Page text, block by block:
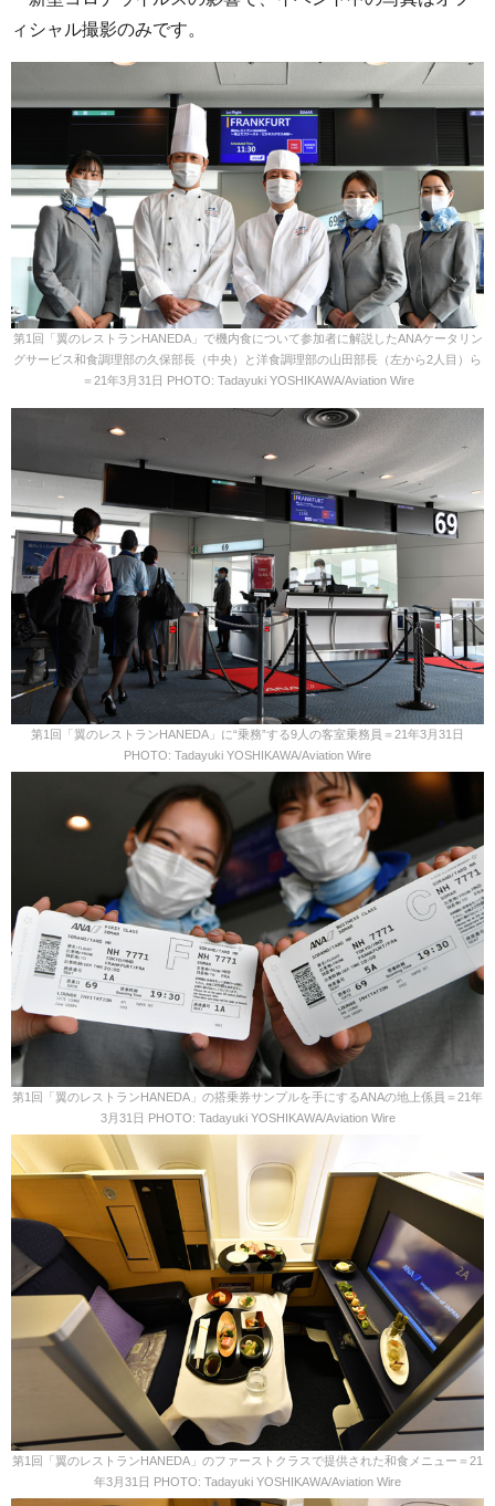
ィシャル撮影のみです。
第1回「翼のレストランHANEDA」で機内食について参加者に解説したANAケータリン
グサービス和食調理部の久保部長（中央）と洋食調理部の山田部長（左から2人目）ら
＝21年3月31日 PHOTO: Tadayuki YOSHIKAWA/Aviation Wire
第1回「翼のレストランHANEDA」に“乗務”する9人の客室乗務員＝21年3月31日
PHOTO: Tadayuki YOSHIKAWA/Aviation Wire
第1回「翼のレストランHANEDA」の搭乗券サンプルを手にするANAの地上係員＝21年
3月31日 PHOTO: Tadayuki YOSHIKAWA/Aviation Wire
第1回「翼のレストランHANEDA」のファーストクラスで提供された和食メニュー＝21
年3月31日 PHOTO: Tadayuki YOSHIKAWA/Aviation Wire